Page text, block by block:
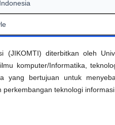
diterbitkan oleh
komputer/Informatika,
yang bertujuan untuk
teknologi informasi